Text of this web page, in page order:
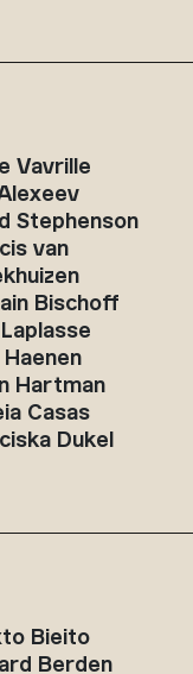
Vavrille
Stephenson
van
Bischoff
Hartman
Casas
Dukel
Bieito
Berden